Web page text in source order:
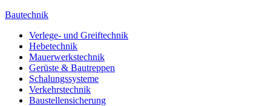
Bautechnik
Verlege- und Greiftechnik
Hebetechnik
Mauerwerkstechnik
Gerüste & Bautreppen
Schalungssysteme
Verkehrstechnik
Baustellensicherung